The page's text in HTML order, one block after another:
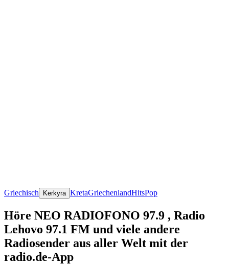
Griechisch Kerkyra KretaGriechenlandHitsPop
Höre NEO RADIOFONO 97.9 , Radio
Lehovo 97.1 FM und viele andere
Radiosender aus aller Welt mit der
radio.de-App